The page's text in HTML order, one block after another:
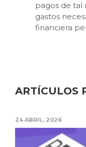
pagos de
gastos
financiera
ARTÍCULOS
24 ABRIL, 2026